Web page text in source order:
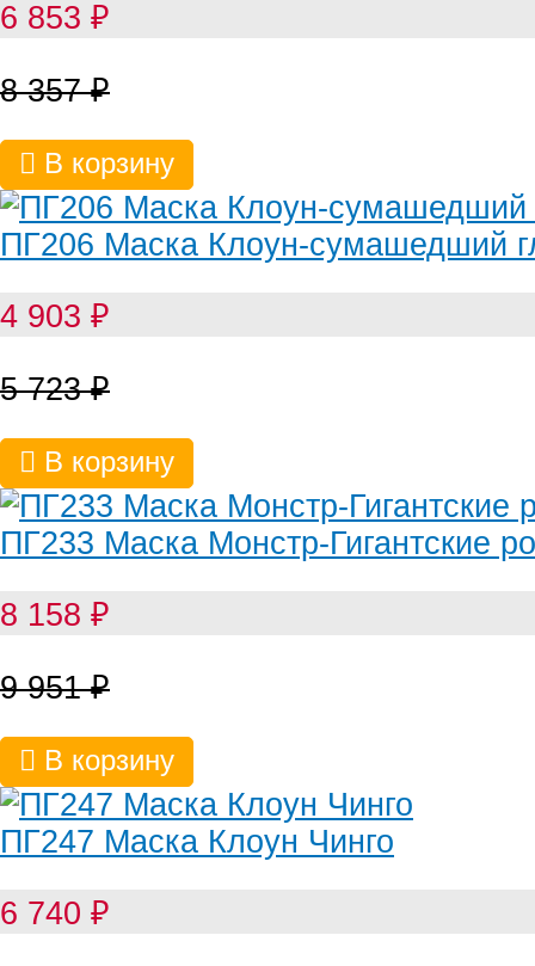
6 853 ₽
8 357₽
В корзину
ПГ206 Маска Клоун-сумашедший
4 903 ₽
5 723₽
В корзину
ПГ233 Маска Монстр-Гигантские
8 158 ₽
9 951₽
В корзину
ПГ247 Маска Клоун Чинго
6 740 ₽